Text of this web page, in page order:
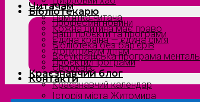
Читачам
Пам’ятка читача
Кожна дитина має право
Єдина країна — єдина сім’я
Допитливим дітям
Проєкти/Програми
Краєзнавчий блог
Краєзнавчий календар
Історія міста Житомира
Бібліотекарю
Професійні новини
Наші проєкти та програми
Бібліотека без бар’єрів
Всеукраїнська програма
Євроквіз
Контакти